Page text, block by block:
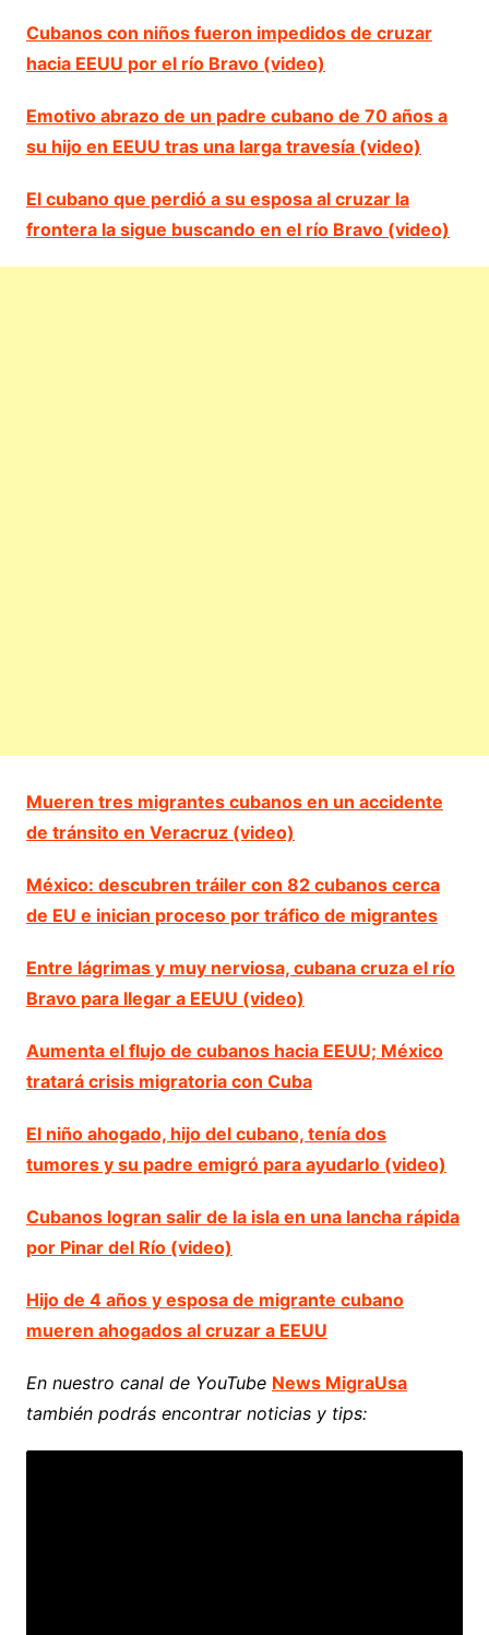
Cubanos con niños fueron impedidos de cruzar
hacia EEUU por el río Bravo (video)
Emotivo abrazo de un padre cubano de 70 años a
su hijo en EEUU tras una larga travesía (video)
El cubano que perdió a su esposa al cruzar la
frontera la sigue buscando en el río Bravo (video)
Mueren tres migrantes cubanos en un accidente
de tránsito en Veracruz (video)
México: descubren tráiler con 82 cubanos cerca
de EU e inician proceso por tráfico de migrantes
Entre lágrimas y muy nerviosa, cubana cruza el río
Bravo para llegar a EEUU (video)
Aumenta el flujo de cubanos hacia EEUU; México
tratará crisis migratoria con Cuba
El niño ahogado, hijo del cubano, tenía dos
tumores y su padre emigró para ayudarlo (video)
Cubanos logran salir de la isla en una lancha rápida
por Pinar del Río (video)
Hijo de 4 años y esposa de migrante cubano
mueren ahogados al cruzar a EEUU
En nuestro canal de YouTube News MigraUsa
también podrás encontrar noticias y tips: